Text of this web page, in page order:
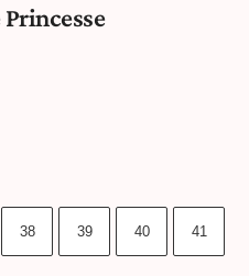
38 39 40 41